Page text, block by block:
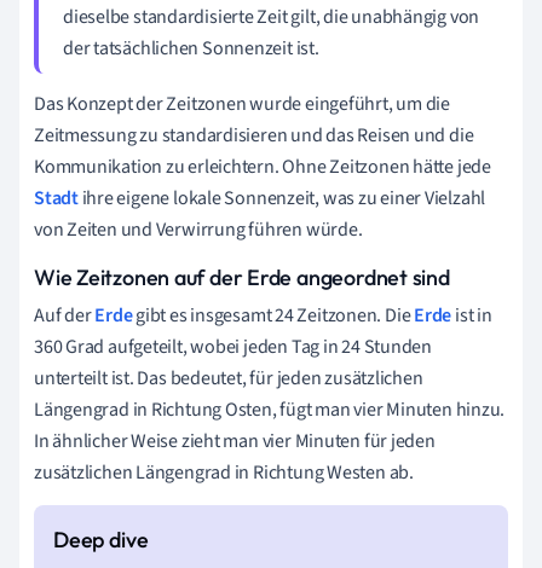
dieselbe standardisierte Zeit gilt, die unabhängig von
der tatsächlichen Sonnenzeit ist.
Das Konzept der Zeitzonen wurde eingeführt, um die
Zeitmessung zu standardisieren und das Reisen und die
Kommunikation zu erleichtern. Ohne Zeitzonen hätte jede
Stadtihre eigene lokale Sonnenzeit, was zu einer Vielzahl
von Zeiten und Verwirrung führen würde.
Wie Zeitzonen auf der Erde angeordnet sind
Auf derErdegibt es insgesamt 24 Zeitzonen. DieErdeist in
360 Grad aufgeteilt, wobei jeden Tag in 24 Stunden
unterteilt ist. Das bedeutet, für jeden zusätzlichen
Längengrad in Richtung Osten, fügt man vier Minuten hinzu.
In ähnlicher Weise zieht man vier Minuten für jeden
zusätzlichen Längengrad in Richtung Westen ab.